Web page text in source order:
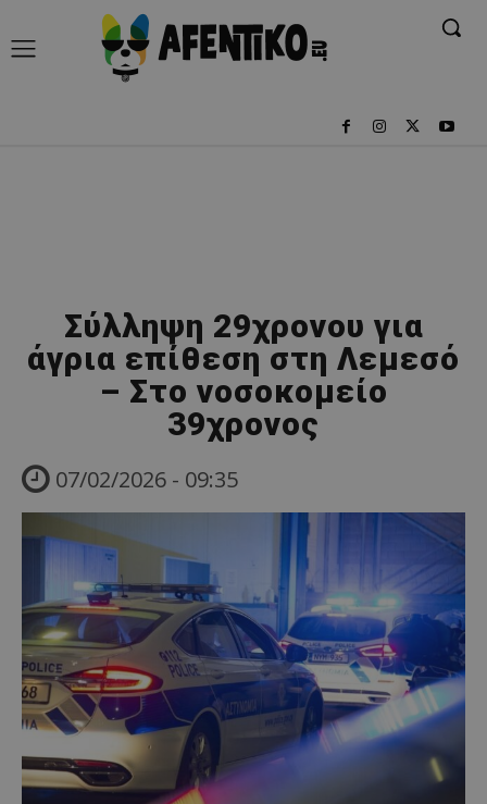
Σύλληψη 29χρονου για
άγρια επίθεση στη Λεμεσό
– Στο νοσοκομείο
39χρονος
07/02/2026 - 09:35